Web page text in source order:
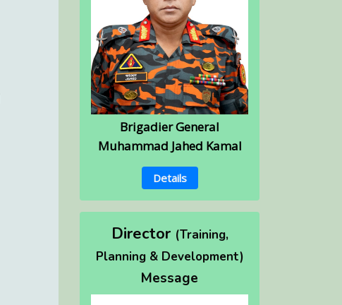
Brigadier General
Muhammad Jahed Kamal
Details
Director (Training,
Planning & Development)
Message